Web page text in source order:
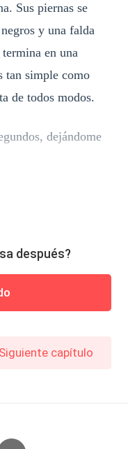
Sus piernas se
y una falda
en una
tan simple como
de todos modos.
dejándome
después?
Siguiente capítulo